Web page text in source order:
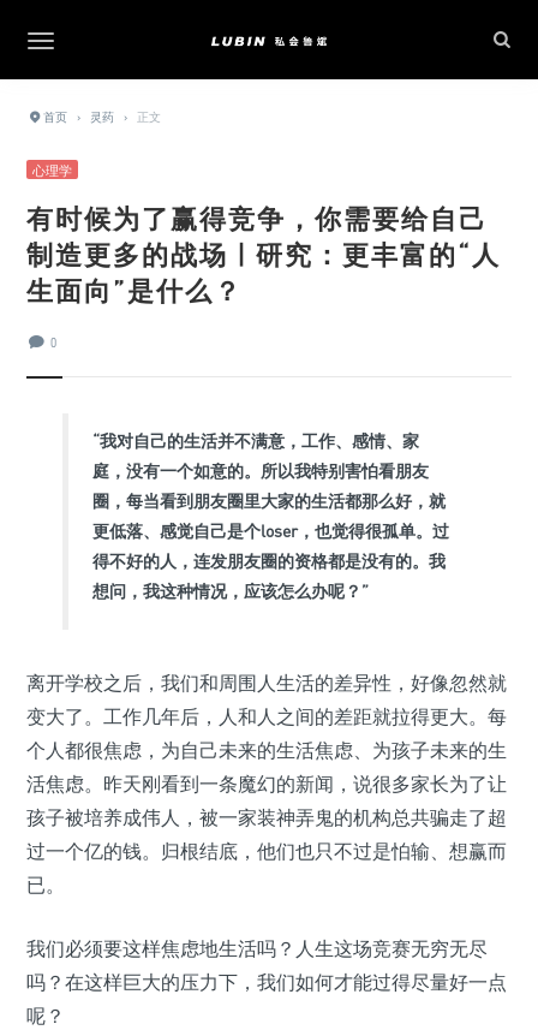
首页 › 灵药 › 正文
心理学
有时候为了赢得竞争，你需要给自己
制造更多的战场 | 研究：更丰富的“人
生面向”是什么？
0
“我对自己的生活并不满意，工作、感情、家
庭，没有一个如意的。所以我特别害怕看朋友
圈，每当看到朋友圈里大家的生活都那么好，就
更低落、感觉自己是个loser，也觉得很孤单。过
得不好的人，连发朋友圈的资格都是没有的。我
想问，我这种情况，应该怎么办呢？”
离开学校之后，我们和周围人生活的差异性，好像忽然就
变大了。工作几年后，人和人之间的差距就拉得更大。每
个人都很焦虑，为自己未来的生活焦虑、为孩子未来的生
活焦虑。昨天刚看到一条魔幻的新闻，说很多家长为了让
孩子被培养成伟人，被一家装神弄鬼的机构总共骗走了超
过一个亿的钱。归根结底，他们也只不过是怕输、想赢而
已。
我们必须要这样焦虑地生活吗？人生这场竞赛无穷无尽
吗？在这样巨大的压力下，我们如何才能过得尽量好一点
呢？